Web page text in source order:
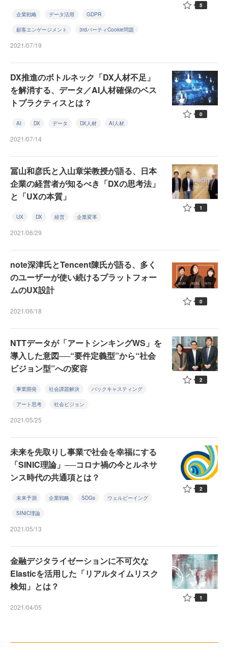
企業戦略 データ活用 GDPR
顧客エンゲージメント 3rdパーティCookie問題
2021/07/19
5
DX推進のボトルネック「DX人材不足」
を解消する、データ／AI人材確保のベス
トプラクティスとは？
AI DX データ DX人材 AI人材
2021/07/14
0
冨山和彦氏と入山章栄教授が語る、日本
企業の経営者が知るべき「DXの思考法」
と「UXの本質」
UX DX 経営 企業変革
2021/06/29
1
note深津氏とTencent陳氏が語る、多く
のユーザーが使い続けるプラットフォー
ムのUX設計
2021/06/18
0
NTTデータが「アートシンキングWS」を
導入した意図──“要件定義型”から“社会
ビジョン型”への変容
事業開発 社会課題解決 バックキャスティング
アート思考 社会ビジョン
2021/05/25
2
未来を先取りし事業で社会を幸福にする
「SINIC理論」──コロナ禍の今とルネサ
ンス時代の共通項とは？
未来予測 企業戦略 SDGs ウェルビーイング
SINIC理論
2021/05/13
2
金融デジタライゼーションに不可欠な
Elasticを活用した「リアルタイムリスク
検知」とは？
2021/04/05
1